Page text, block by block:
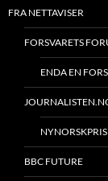
FRA NETTAVISER
FORSVARETS
ENDA EN
BBC FUTURE